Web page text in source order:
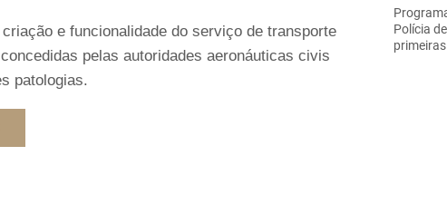
e funcionalidade do serviço de transporte
pelas autoridades aeronáuticas civis
patologias.
Polícia